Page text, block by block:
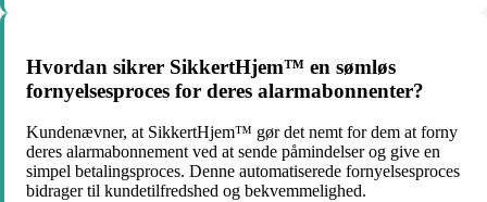
Hvordan sikrer SikkertHjem™ en sømløs
fornyelsesproces for deres alarmabonnenter?
Kundenævner, at SikkertHjem™ gør det nemt for dem at forny
deres alarmabonnement ved at sende påmindelser og give en
simpel betalingsproces. Denne automatiserede fornyelsesproces
bidrager til kundetilfredshed og bekvemmelighed.